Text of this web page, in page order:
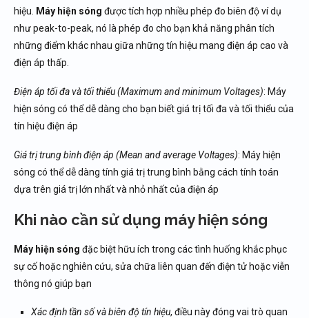
hiệu.
Máy hiện sóng được tích hợp nhiều phép đo biên độ ví dụ
như peak-to-peak, nó là phép đo cho bạn khả năng phân tích
những điểm khác nhau giữa những tín hiệu mang điện áp cao và
điện áp thấp.
Điện áp tối đa và tối thiểu (Maximum and minimum Voltages): Máy
hiện sóng có thể dễ dàng cho bạn biết giá trị tối đa và tối thiểu của
tín hiệu điện áp
Giá trị trung bình điện áp (Mean and average Voltages): Máy hiện
sóng có thể dễ dàng tính giá trị trung bình bằng cách tính toán
dựa trên giá trị lớn nhất và nhỏ nhất của điện áp
Khi nào cần sử dụng máy hiện sóng
Máy hiện sóng đặc biệt hữu ích trong các tình huống khắc phục
sự cố hoặc nghiên cứu, sửa chữa liên quan đến điện tử hoặc viễn
thông nó giúp bạn
Xác định tần số và biên độ tín hiệu, điều này đóng vai trò quan